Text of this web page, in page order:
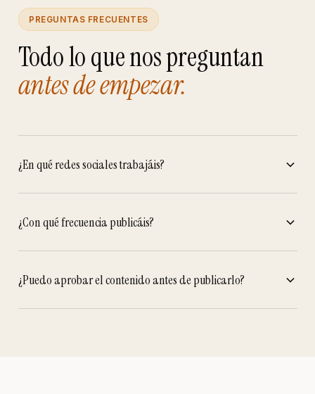
PREGUNTAS FRECUENTES
Todo lo que nos preguntan
antes de empezar.
¿En qué redes sociales trabajáis?
¿Con qué frecuencia publicáis?
¿Puedo aprobar el contenido antes de publicarlo?